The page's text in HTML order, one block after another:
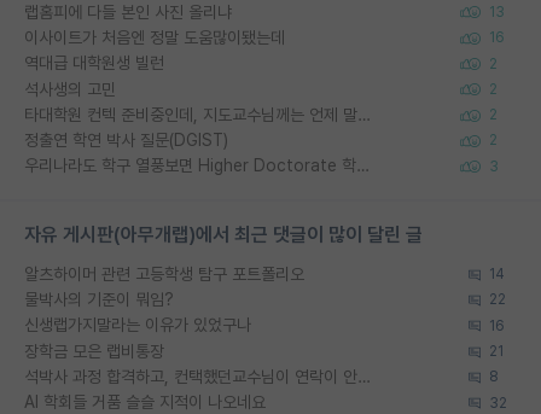
랩홈피에 다들 본인 사진 올리냐 13
이사이트가 처음엔 정말 도움많이됐는데 16
역대급 대학원생 빌런 2
석사생의 고민 2
타대학원 컨텍 준비중인데, 지도교수님께는 언제 말씀드려야 할까요? 2
정출연 학연 박사 질문(DGIST) 2
우리나라도 학구 열풍보면 Higher Doctorate 학위가 필요하다고 봅니다. 3
자유 게시판(아무개랩)에서 최근 댓글이 많이 달린 글
알츠하이머 관련 고등학생 탐구 포트폴리오 14
물박사의 기준이 뭐임? 22
신생랩가지말라는 이유가 있었구나 16
장학금 모은 랩비통장 21
석박사 과정 합격하고, 컨택했던교수님이 연락이 안됩니다... 8
AI 학회들 거품 슬슬 지적이 나오네요 32